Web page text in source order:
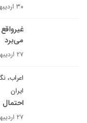
۳۰ اردیبهشت ۱۳۸۸
می‌برد
۲۷ اردیبهشت ۱۳۸۸
اعراب،
ایران
احتمال
۲۷ اردیبهشت ۱۳۸۸